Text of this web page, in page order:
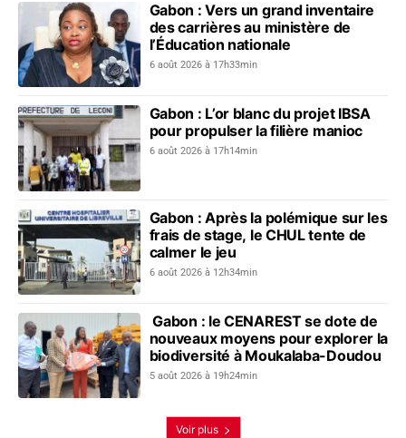
Gabon : Vers un grand inventaire
des carrières au ministère de
l’Éducation nationale
6 août 2026 à 17h33min
Gabon : L’or blanc du projet IBSA
pour propulser la filière manioc
6 août 2026 à 17h14min
Gabon : Après la polémique sur les
frais de stage, le CHUL tente de
calmer le jeu
6 août 2026 à 12h34min
Gabon : le CENAREST se dote de
nouveaux moyens pour explorer la
biodiversité à Moukalaba-Doudou
5 août 2026 à 19h24min
Voir plus